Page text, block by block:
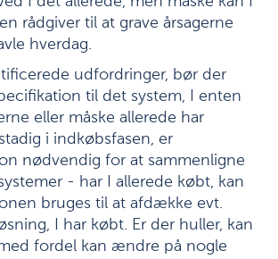
rådgiver til at grave årsagerne
hverdag.
udfordringer, bør der
til det system, I enten
eller måske allerede har
i indkøbsfasen, er
nødvendig for at sammenligne
- har I allerede købt, kan
bruges til at afdække evt.
I har købt. Er der huller, kan
fordel kan ændre på nogle